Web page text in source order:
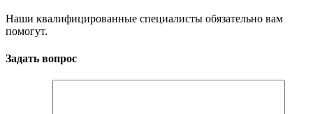
Наши квалифицированные специалисты обязательно вам
помогут.
Задать вопрос